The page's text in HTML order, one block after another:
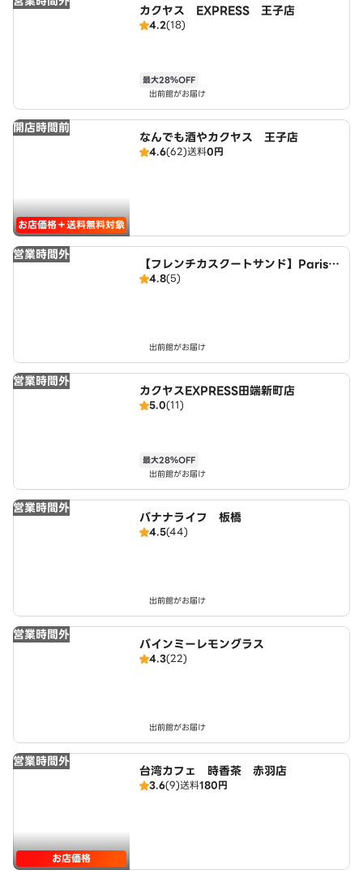
カクヤス EXPRESS 王子店
4.2(18)
最大28％OFF
出前館がお届け
開店時間前
お店価格＋送料無料対象
なんでも酒やカクヤス 王子店
4.6(62)送料0円
営業時間外
【フレンチカスクートサンド】Parisia
n Deli 荒川
4.8(5)
出前館がお届け
営業時間外
カクヤスEXPRESS田端新町店
5.0(11)
最大28％OFF
出前館がお届け
営業時間外
バナナライフ 板橋
4.5(44)
出前館がお届け
営業時間外
バインミーレモングラス
4.3(22)
出前館がお届け
営業時間外
お店価格
台湾カフェ 時香茶 赤羽店
3.6(9)送料180円